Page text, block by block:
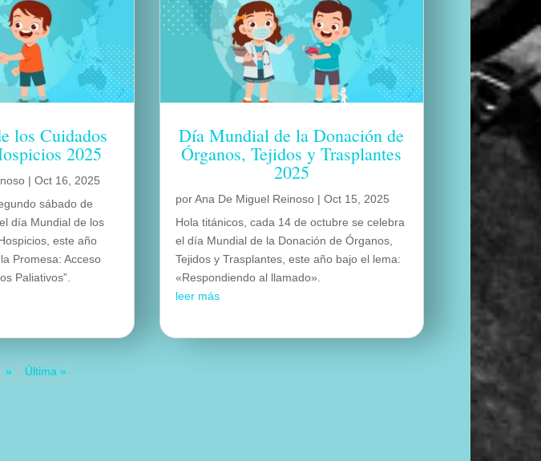
los Cuidados
2025
|Oct 16, 2025
sábado de
día Mundial de los
este año
Promesa: Acceso
Paliativos”.
Día Mundial de la Donación de
Órganos, Tejidos y Trasplantes
2025
porAna De Miguel Reinoso |Oct 15, 2025
Hola titánicos, cada 14 de octubre se celebra
el día Mundial de la Donación de Órganos,
Tejidos y Trasplantes, este año bajo el lema:
«Respondiendo al llamado».
leer más
» Última »